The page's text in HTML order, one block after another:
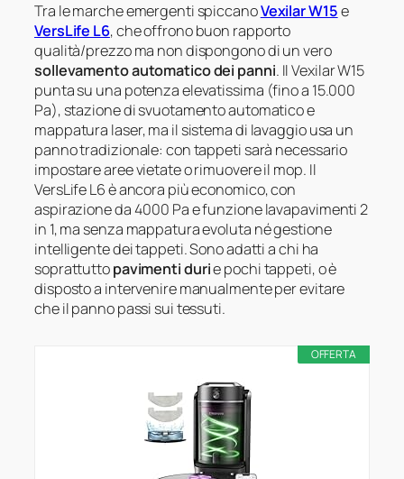
Tra le marche emergenti spiccanoVexilar W15e
VersLife L6, che offrono buon rapporto
qualità/prezzo ma non dispongono di un vero
sollevamento automatico dei panni. Il Vexilar W15
punta su una potenza elevatissima (fino a 15.000
Pa), stazione di svuotamento automatico e
mappatura laser, ma il sistema di lavaggio usa un
panno tradizionale: con tappeti sarà necessario
impostare aree vietate o rimuovere il mop. Il
VersLife L6 è ancora più economico, con
aspirazione da 4000 Pa e funzione lavapavimenti 2
in 1, ma senza mappatura evoluta né gestione
intelligente dei tappeti. Sono adatti a chi ha
soprattuttopavimenti durie pochi tappeti, o è
disposto a intervenire manualmente per evitare
che il panno passi sui tessuti.
OFFERTA